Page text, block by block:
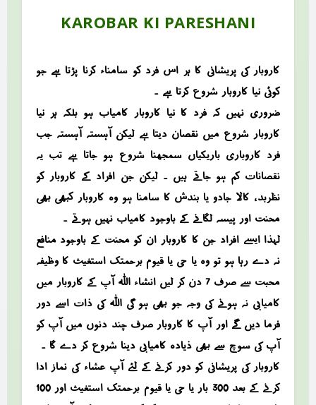
KAROBAR KI PARESHANI
کاروبار کی پریشانی کا ہر اس فرد کو سامناء کرنا پڑتا ہے جو
کوئی نیا کاروبار شروع کرتا ہے ۔
ضروری نہیں کہ فرد کا نیا کاروبار کامیاب ہو بلکہ ہر نیا
کاروبار شروع میں نقصان دیتا ہے لیکن آہستہ آہستہ جب
فرد کاروباری باریکیاں سمجھنا شروع ہو جاتا ہے تب یہ
نقصانات کم ہو جاتے ہیں ۔ لیکن جن افراد کے کاروبار کو
نظربد ، کالا جادو یا بندش کا سامنا ہو وہ کاروبار کبھی بھی
محنت اور پیسہ لگانے کے باوجود کامیاب نہیں ہوتے ۔
لہذا ایسے افراد جن کا کاروبار ان کو محنت کے باوجود منافع
نہ دے رہا ہو تو وہ یا حی یا قیوم برحمتک استغیث کا وظیفہ
محبت سے صرف 7 دن کر لیں انشاء اللہ آپ کے کاروبار میں
کامیابی نہ ہونے کی وجہ جو بھی ہو گی اللہ کی ذات اسے دور
فرما دیں گے اور آپ کا کاروبار صرف چند دنوں میں آپ کو
آپ کی سوچ سے بھی ذیادہ کامیابی دینا شروع کر دے گا ۔
کاروبار کی پریشانی کو دور کرنے کے لئے آپ عشاء کی نماز ادا
کرنے کے بعد 300 بار یا حی یا قیوم برحمتک استغیث اور 100